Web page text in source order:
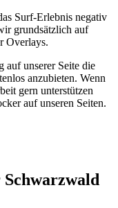
Surf-Erlebnis negativ
grundsätzlich auf
Overlays.
auf unserer Seite die
anzubieten. Wenn
gern unterstützen
auf unseren Seiten.